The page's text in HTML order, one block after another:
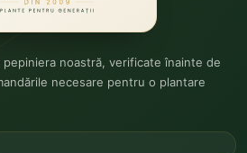
noastră, verificate înainte de
necesare pentru o plantare